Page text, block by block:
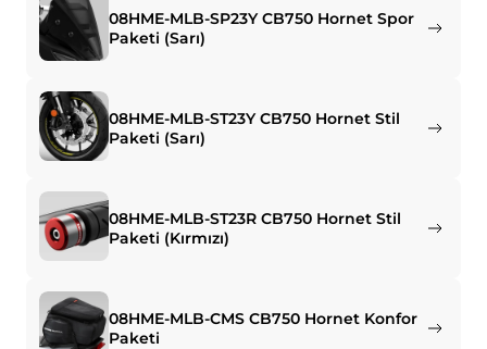
08HME-MLB-SP23Y CB750 Hornet Spor
Paketi (Sarı)
08HME-MLB-ST23Y CB750 Hornet Stil
Paketi (Sarı)
08HME-MLB-ST23R CB750 Hornet Stil
Paketi (Kırmızı)
08HME-MLB-CMS CB750 Hornet Konfor
Paketi